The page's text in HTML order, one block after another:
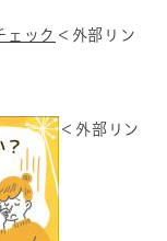
ェック​ ＜外部リン
＜外部リン